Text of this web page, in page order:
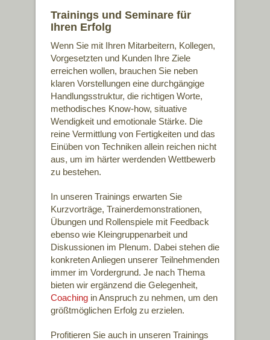
Trainings und Seminare für
Ihren Erfolg
Wenn Sie mit Ihren Mitarbeitern, Kollegen,
Vorgesetzten und Kunden Ihre Ziele
erreichen wollen, brauchen Sie neben
klaren Vorstellungen eine durchgängige
Handlungsstruktur, die richtigen Worte,
methodisches Know-how, situative
Wendigkeit und emotionale Stärke. Die
reine Vermittlung von Fertigkeiten und das
Einüben von Techniken allein reichen nicht
aus, um im härter werdenden Wettbewerb
zu bestehen.
In unseren Trainings erwarten Sie
Kurzvorträge, Trainerdemonstrationen,
Übungen und Rollenspiele mit Feedback
ebenso wie Kleingruppenarbeit und
Diskussionen im Plenum. Dabei stehen die
konkreten Anliegen unserer Teilnehmenden
immer im Vordergrund. Je nach Thema
bieten wir ergänzend die Gelegenheit,
Coaching in Anspruch zu nehmen, um den
größtmöglichen Erfolg zu erzielen.
Profitieren Sie auch in unseren Trainings